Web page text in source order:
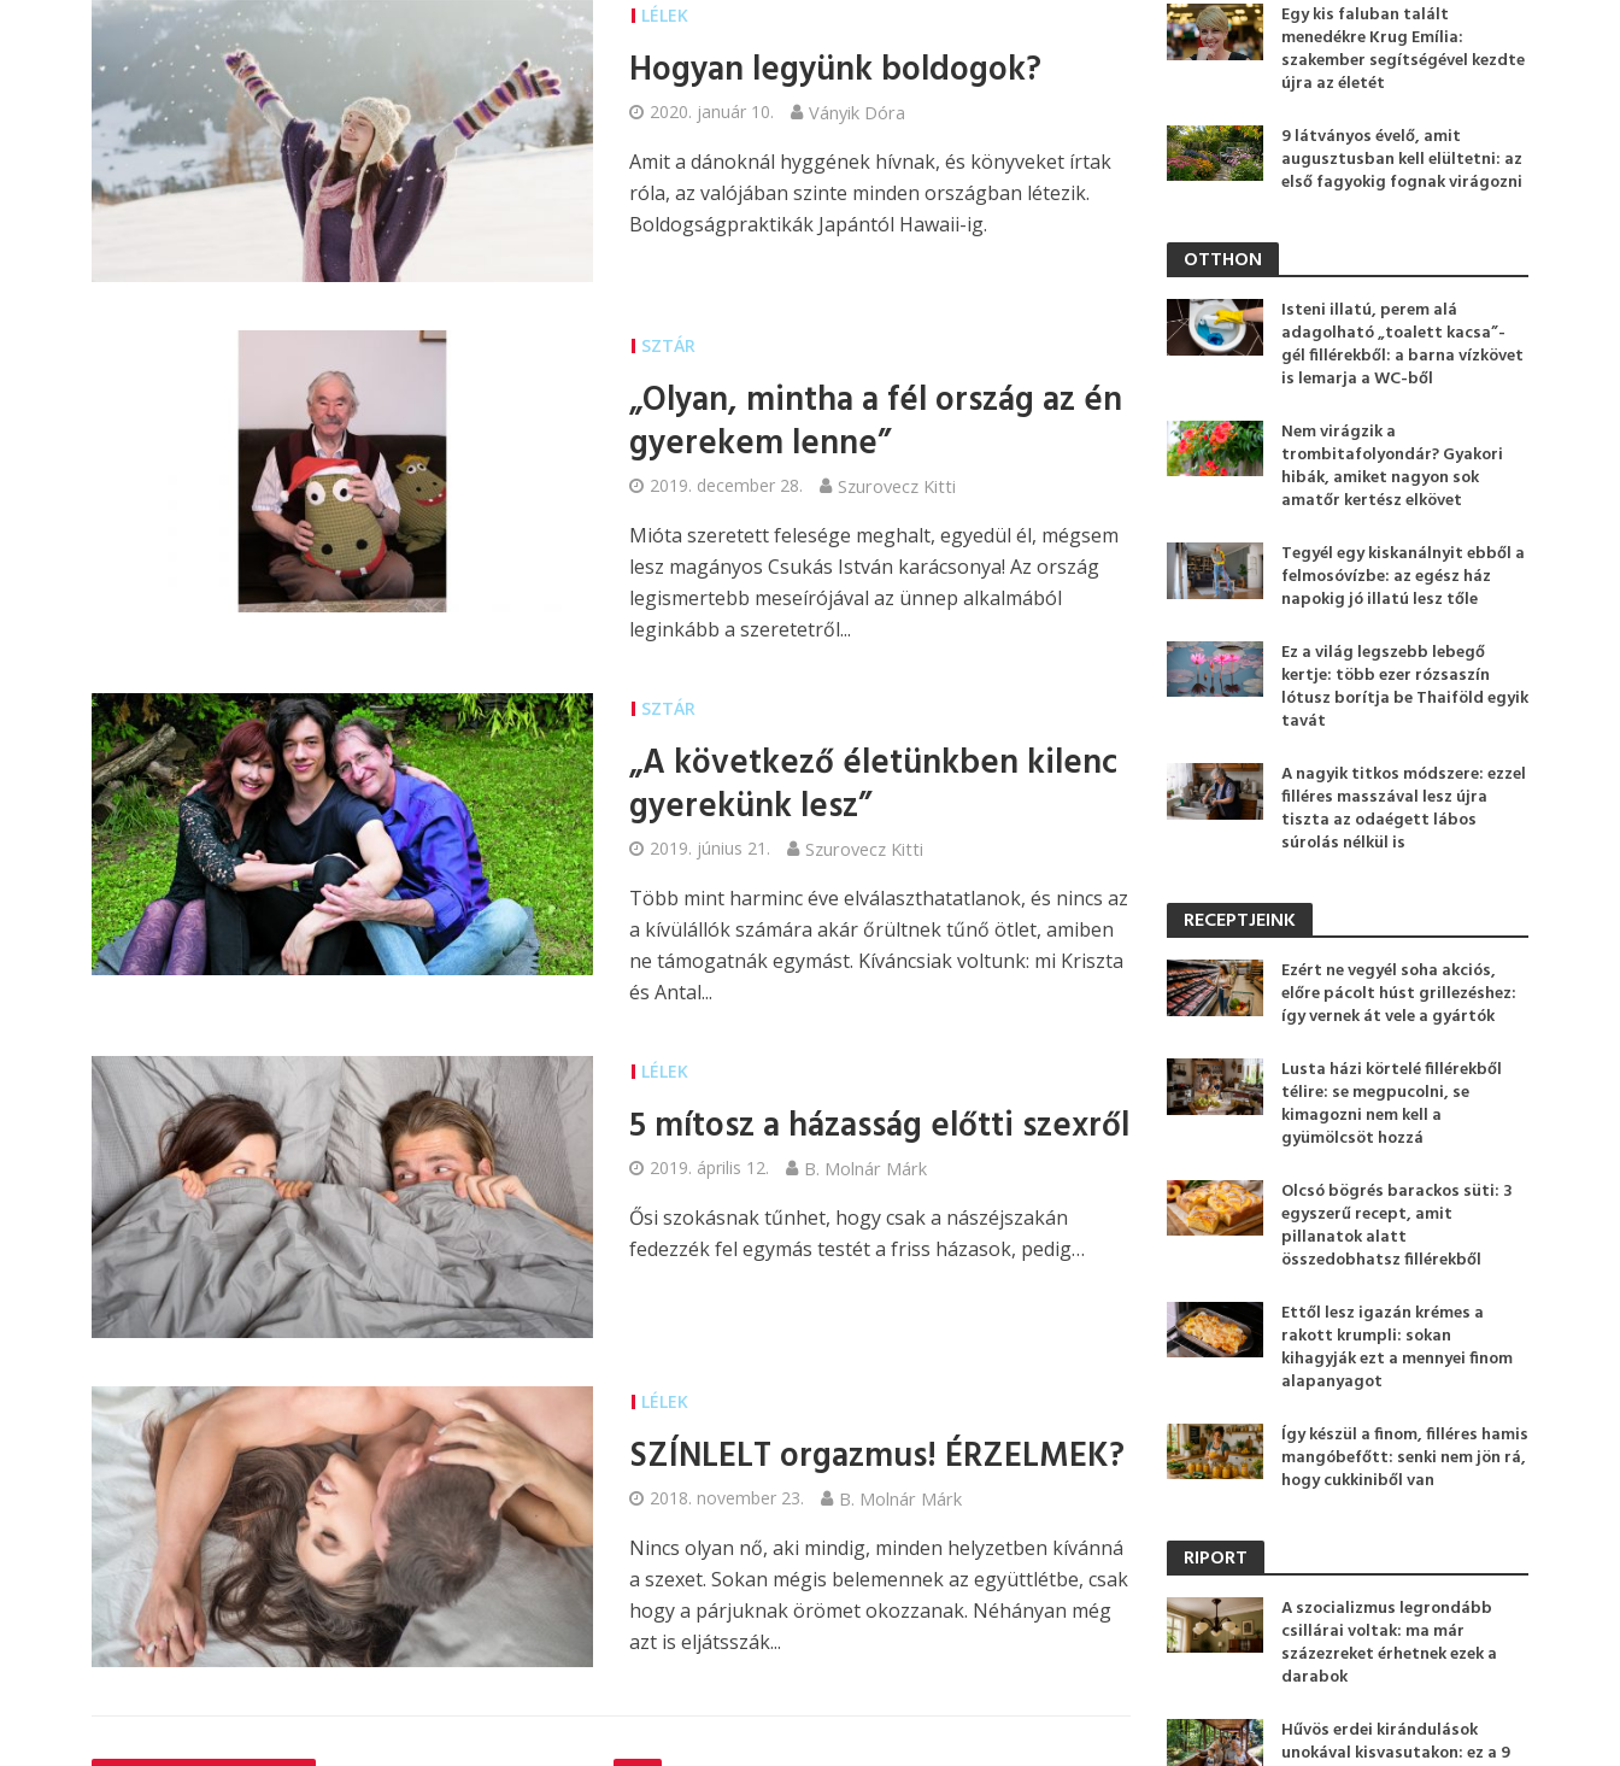
LÉLEK
Hogyan legyünk boldogok?
2020. január 10. Ványik Dóra
Amit a dánoknál hyggének hívnak, és könyveket írtak
róla, az valójában szinte minden országban létezik.
Boldogságpraktikák Japántól Hawaii-ig.
SZTÁR
„Olyan, mintha a fél ország az én
gyerekem lenne”
2019. december 28. Szurovecz Kitti
Mióta szeretett felesége meghalt, egyedül él, mégsem
lesz magányos Csukás István karácsonya! Az ország
legismertebb meseírójával az ünnep alkalmából
leginkább a szeretetről...
SZTÁR
„A következő életünkben kilenc
gyerekünk lesz”
2019. június 21. Szurovecz Kitti
Több mint harminc éve elválaszthatatlanok, és nincs az
a kívülállók számára akár őrültnek tűnő ötlet, amiben
ne támogatnák egymást. Kíváncsiak voltunk: mi Kriszta
és Antal...
LÉLEK
5 mítosz a házasság előtti szexről
2019. április 12. B. Molnár Márk
Ősi szokásnak tűnhet, hogy csak a nászéjszakán
fedezzék fel egymás testét a friss házasok, pedig…
LÉLEK
SZÍNLELT orgazmus! ÉRZELMEK?
2018. november 23. B. Molnár Márk
Nincs olyan nő, aki mindig, minden helyzetben kívánná
a szexet. Sokan mégis belemennek az együttlétbe, csak
hogy a párjuknak örömet okozzanak. Néhányan még
azt is eljátsszák...
Egy kis faluban talált
menedékre Krug Emília:
szakember segítségével kezdte
újra az életét
9 látványos évelő, amit
augusztusban kell elültetni: az
első fagyokig fognak virágozni
OTTHON
Isteni illatú, perem alá
adagolható „toalett kacsa”-
gél fillérekből: a barna vízkövet
is lemarja a WC-ből
Nem virágzik a
trombitafolyondár? Gyakori
hibák, amiket nagyon sok
amatőr kertész elkövet
Tegyél egy kiskanálnyit ebből a
felmosóvízbe: az egész ház
napokig jó illatú lesz tőle
Ez a világ legszebb lebegő
kertje: több ezer rózsaszín
lótusz borítja be Thaiföld egyik
tavát
A nagyik titkos módszere: ezzel
filléres masszával lesz újra
tiszta az odaégett lábos
súrolás nélkül is
RECEPTJEINK
Ezért ne vegyél soha akciós,
előre pácolt húst grillezéshez:
így vernek át vele a gyártók
Lusta házi körtelé fillérekből
télire: se megpucolni, se
kimagozni nem kell a
gyümölcsöt hozzá
Olcsó bögrés barackos süti: 3
egyszerű recept, amit
pillanatok alatt
összedobhatsz fillérekből
Ettől lesz igazán krémes a
rakott krumpli: sokan
kihagyják ezt a mennyei finom
alapanyagot
Így készül a finom, filléres hamis
mangóbefőtt: senki nem jön rá,
hogy cukkiniből van
RIPORT
A szocializmus legrondább
csillárai voltak: ma már
százezreket érhetnek ezek a
darabok
Hűvös erdei kirándulások
unokával kisvasutakon: ez a 9